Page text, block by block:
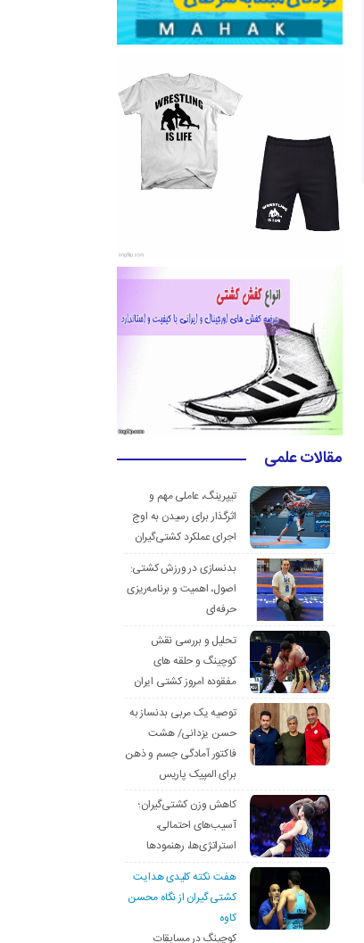
مقالات علمی
تیپرینگ، عاملی مهم و
اثرگذار برای رسیدن به اوج
اجرای عملکرد کشتی‌گیران
بدنسازی در ورزش کشتی:
اصول، اهمیت و برنامه‌ریزی
حرفه‌ای
تحلیل و بررسی نقش
کوچینگ و حلقه های
مفقوده امروز کشتی ایران
توصیه یک مربی بدنساز به
حسن یزدانی/ هشت
فاکتور آمادگی جسم و ذهن
برای المپیک پاریس
کاهش وزن کشتی‌گیران؛
آسیب‌های احتمالی،
استراتژی‌ها، رهنمودها
هفت نکته کلیدی هدایت
کشتی گیران از نگاه محسن
کاوه
کوچینگ در مسابقات